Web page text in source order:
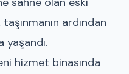
ardından
hizmet binasında